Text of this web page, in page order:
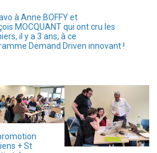
à Anne BOFFY et
MOCQUANT qui ont cru les
il y a 3 ans, à ce
Demand Driven innovant !
+ St